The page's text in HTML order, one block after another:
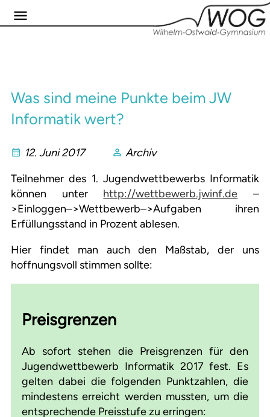
Was sind meine Punkte beim JW
Informatik wert?
12. Juni 2017
Archiv
Teilnehmer des 1. Jugendwettbewerbs Informatik
können unter http://wettbewerb.jwinf.de –
>Einloggen–>Wettbewerb–>Aufgaben ihren
Erfüllungsstand in Prozent ablesen.
Hier findet man auch den Maßstab, der uns
hoffnungsvoll stimmen sollte:
Preisgrenzen
Ab sofort stehen die Preisgrenzen für den
Jugendwettbewerb Informatik 2017 fest. Es
gelten dabei die folgenden Punktzahlen, die
mindestens erreicht werden mussten, um die
entsprechende Preisstufe zu erringen: